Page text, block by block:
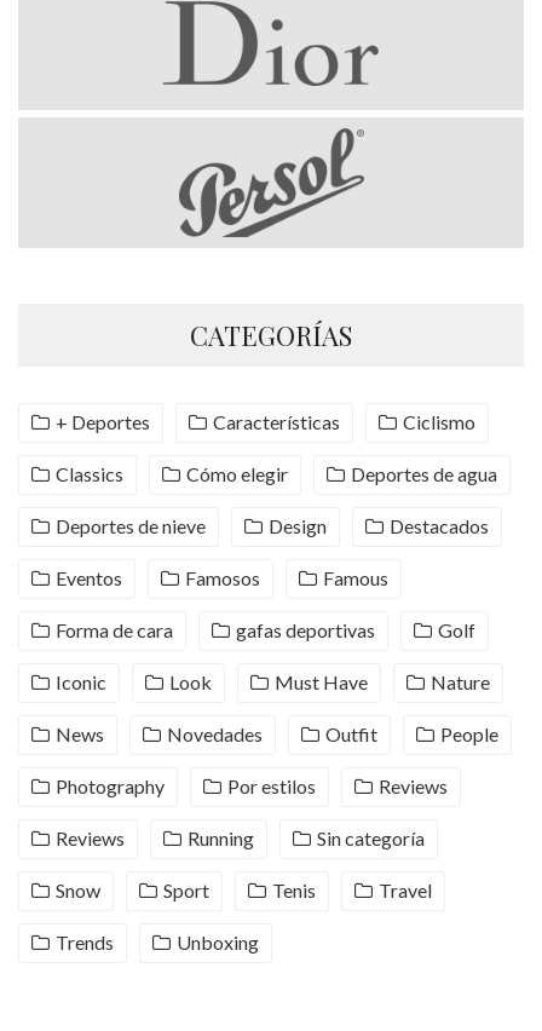
CATEGORÍAS
+ Deportes Características Ciclismo
Classics Cómo elegir Deportes de agua
Deportes de nieve Design Destacados
Eventos Famosos Famous
Forma de cara gafas deportivas Golf
Iconic Look Must Have Nature
News Novedades Outfit People
Photography Por estilos Reviews
Reviews Running Sin categoría
Snow Sport Tenis Travel
Trends Unboxing